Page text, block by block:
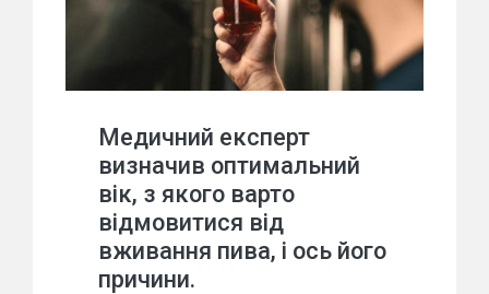
Медичний експерт
визначив оптимальний
вік, з якого варто
відмовитися від
вживання пива, і ось його
причини.